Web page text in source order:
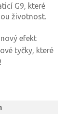
G9, které
životnost.
efekt
tyčky, které